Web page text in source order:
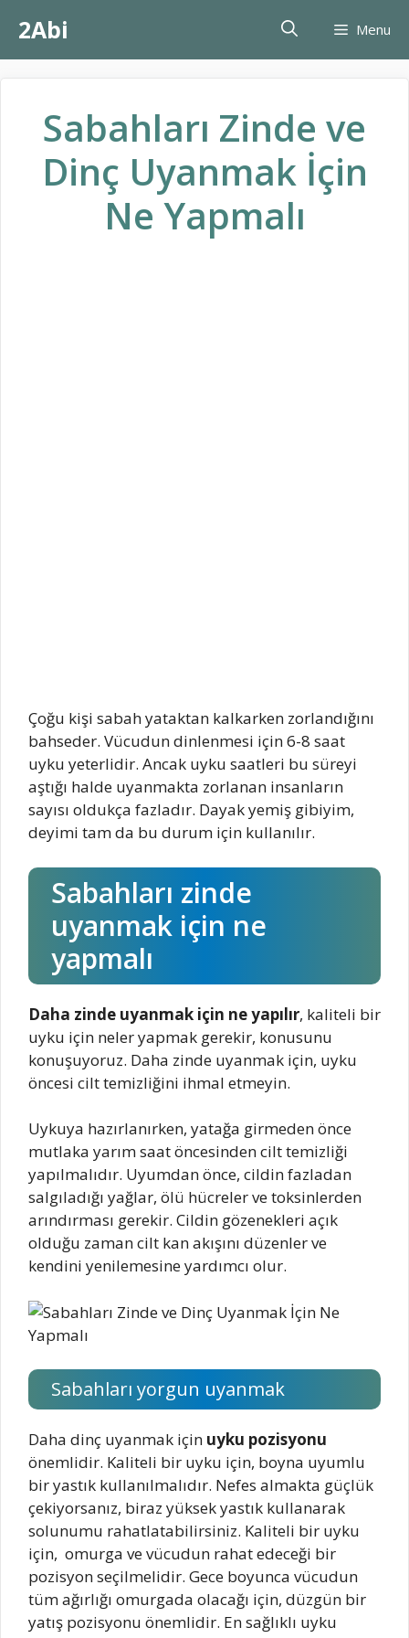
atla2Abi Menu
Sabahları Zinde ve
Dinç Uyanmak İçin
Ne Yapmalı
Çoğu kişi sabah yataktan kalkarken zorlandığını
bahseder. Vücudun dinlenmesi için 6-8 saat
uyku yeterlidir. Ancak uyku saatleri bu süreyi
aştığı halde uyanmakta zorlanan insanların
sayısı oldukça fazladır. Dayak yemiş gibiyim,
deyimi tam da bu durum için kullanılır.
Sabahları zinde
uyanmak için ne
yapmalı
Daha zinde uyanmak için ne yapılır, kaliteli bir
uyku için neler yapmak gerekir, konusunu
konuşuyoruz. Daha zinde uyanmak için, uyku
öncesi cilt temizliğini ihmal etmeyin.
Uykuya hazırlanırken, yatağa girmeden önce
mutlaka yarım saat öncesinden cilt temizliği
yapılmalıdır. Uyumdan önce, cildin fazladan
salgıladığı yağlar, ölü hücreler ve toksinlerden
arındırması gerekir. Cildin gözenekleri açık
olduğu zaman cilt kan akışını düzenler ve
kendini yenilemesine yardımcı olur.
Sabahları yorgun uyanmak
Daha dinç uyanmak için uyku pozisyonu
önemlidir. Kaliteli bir uyku için, boyna uyumlu
bir yastık kullanılmalıdır. Nefes almakta güçlük
çekiyorsanız, biraz yüksek yastık kullanarak
solunumu rahatlatabilirsiniz. Kaliteli bir uyku
için, omurga ve vücudun rahat edeceği bir
pozisyon seçilmelidir. Gece boyunca vücudun
tüm ağırlığı omurgada olacağı için, düzgün bir
yatış pozisyonu önemlidir. En sağlıklı uyku